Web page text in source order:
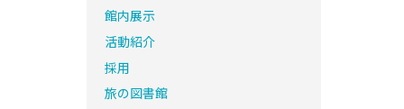
館内展示
活動紹介
採用
旅の図書館